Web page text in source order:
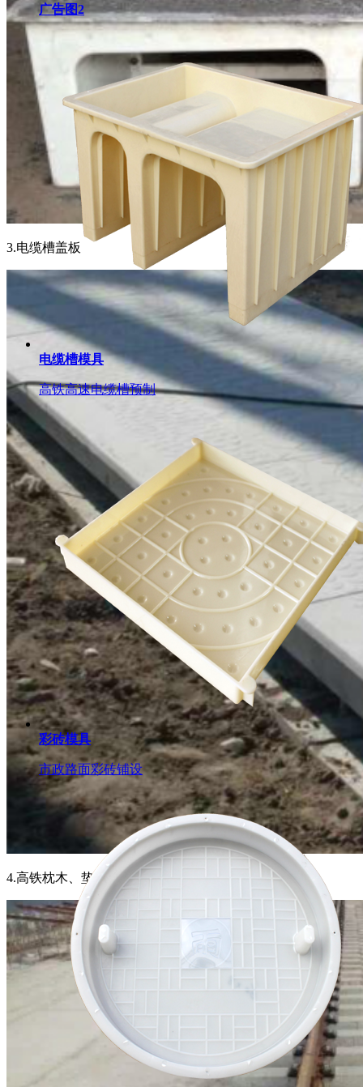
广告图2
电缆槽模具
高铁高速电缆槽预制
彩砖模具
市政路面彩砖铺设
3.电缆槽盖板
4.高铁枕木、垫块